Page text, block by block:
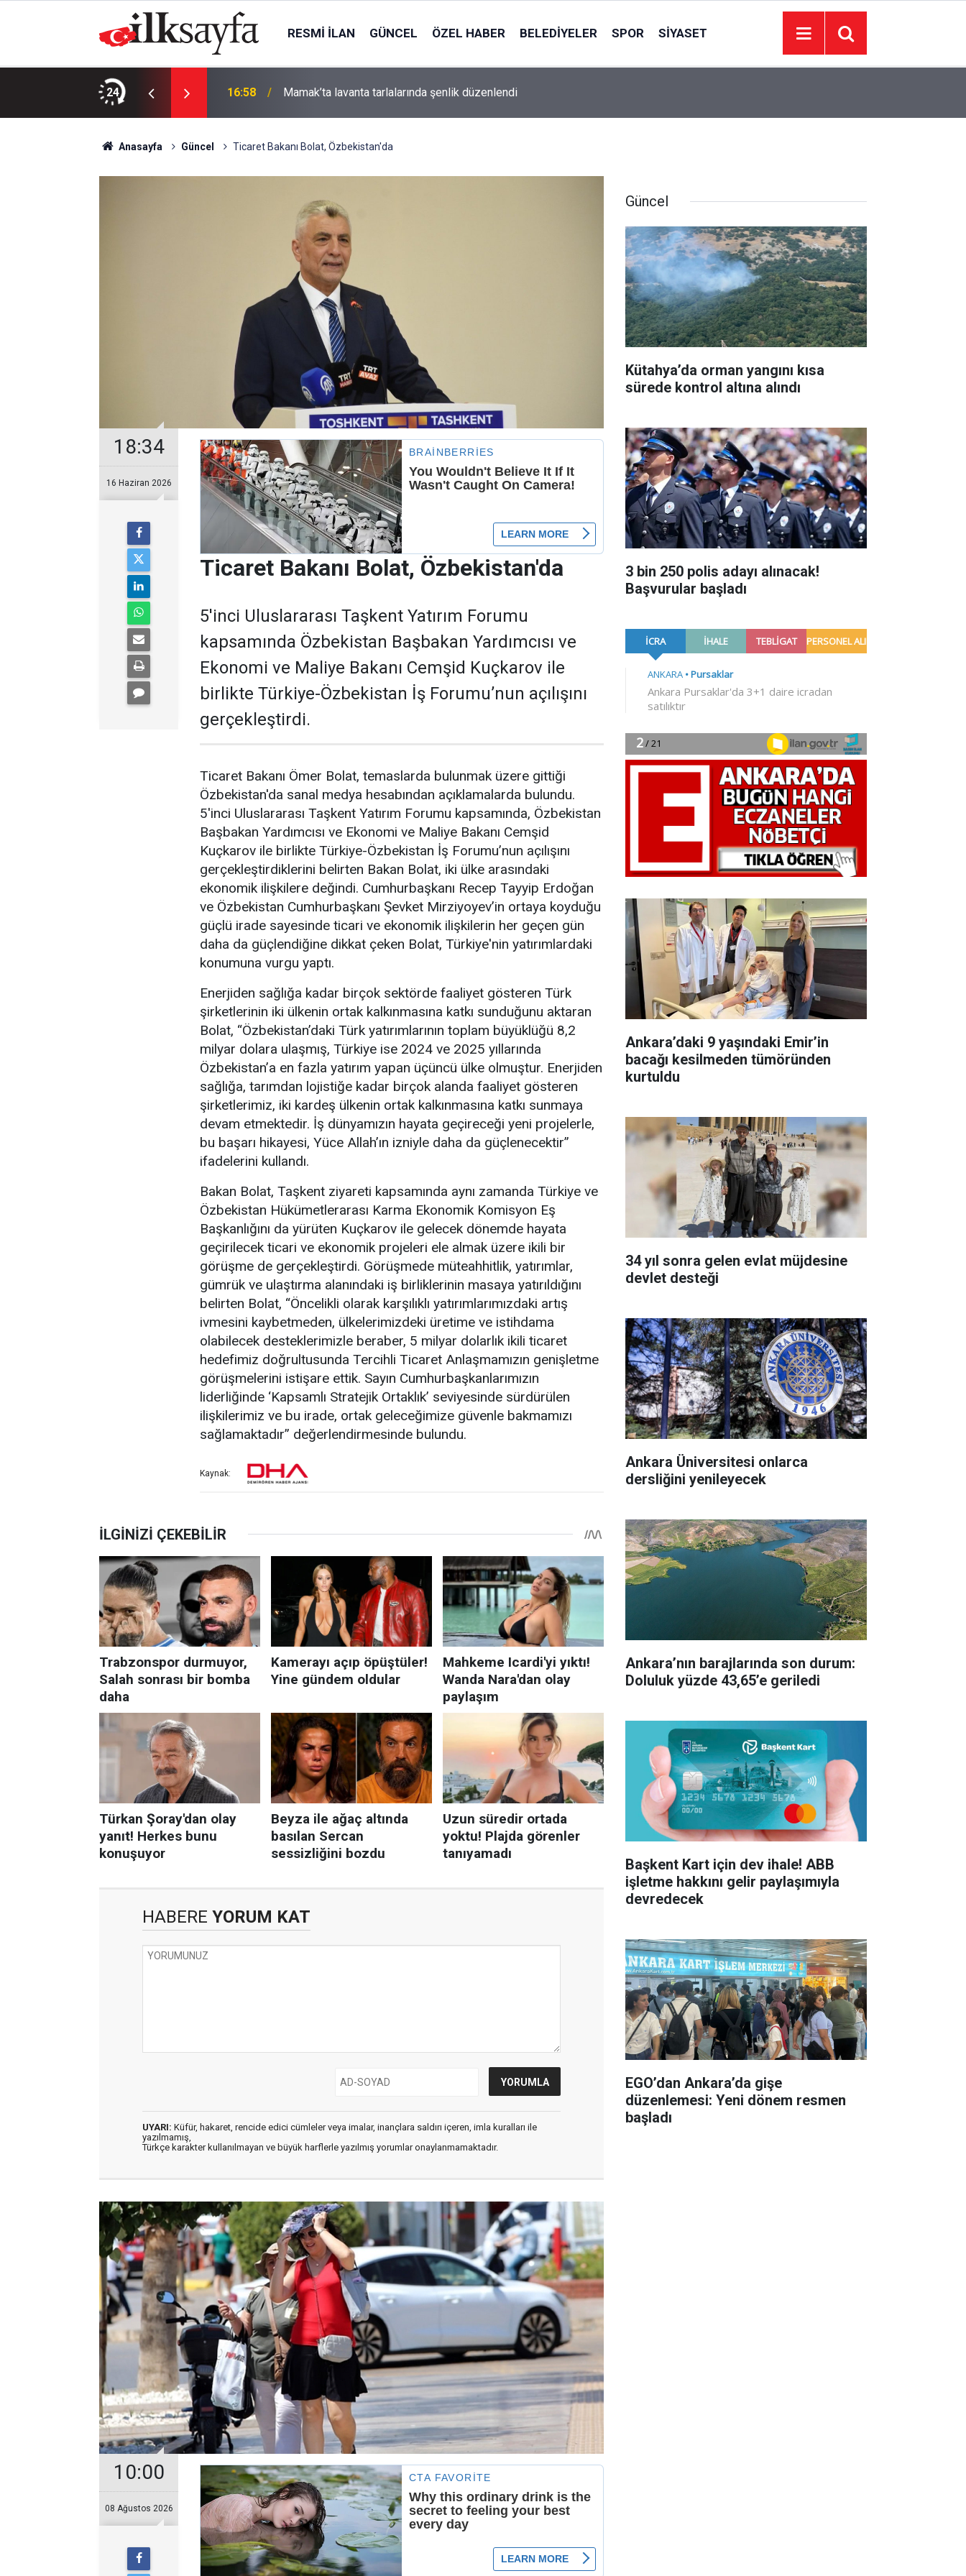
RESMI İLAN GÜNCEL ÖZEL HABER BELEDIYELER SPOR SIYASET
24 16:58 Mamak’ta lavanta tarlalarında şenlik düzenlendi
Anasayfa Güncel Ticaret Bakanı Bolat, Özbekistan'da
18:34
16 Haziran 2026
Ticaret Bakanı Bolat, Özbekistan'da
5'inci Uluslararası Taşkent Yatırım Forumu
kapsamında Özbekistan Başbakan Yardımcısı ve
Ekonomi ve Maliye Bakanı Cemşid Kuçkarov ile
birlikte Türkiye-Özbekistan İş Forumu’nun açılışını
gerçekleştirdi.
Ticaret Bakanı Ömer Bolat, temaslarda bulunmak üzere gittiği
Özbekistan'da sanal medya hesabından açıklamalarda bulundu.
5'inci Uluslararası Taşkent Yatırım Forumu kapsamında, Özbekistan
Başbakan Yardımcısı ve Ekonomi ve Maliye Bakanı Cemşid
Kuçkarov ile birlikte Türkiye-Özbekistan İş Forumu’nun açılışını
gerçekleştirdiklerini belirten Bakan Bolat, iki ülke arasındaki
ekonomik ilişkilere değindi. Cumhurbaşkanı Recep Tayyip Erdoğan
ve Özbekistan Cumhurbaşkanı Şevket Mirziyoyev’in ortaya koyduğu
güçlü irade sayesinde ticari ve ekonomik ilişkilerin her geçen gün
daha da güçlendiğine dikkat çeken Bolat, Türkiye'nin yatırımlardaki
konumuna vurgu yaptı.
Enerjiden sağlığa kadar birçok sektörde faaliyet gösteren Türk
şirketlerinin iki ülkenin ortak kalkınmasına katkı sunduğunu aktaran
Bolat, “Özbekistan’daki Türk yatırımlarının toplam büyüklüğü 8,2
milyar dolara ulaşmış, Türkiye ise 2024 ve 2025 yıllarında
Özbekistan’a en fazla yatırım yapan üçüncü ülke olmuştur. Enerjiden
sağlığa, tarımdan lojistiğe kadar birçok alanda faaliyet gösteren
şirketlerimiz, iki kardeş ülkenin ortak kalkınmasına katkı sunmaya
devam etmektedir. İş dünyamızın hayata geçireceği yeni projelerle,
bu başarı hikayesi, Yüce Allah’ın izniyle daha da güçlenecektir”
ifadelerini kullandı.
Bakan Bolat, Taşkent ziyareti kapsamında aynı zamanda Türkiye ve
Özbekistan Hükümetlerarası Karma Ekonomik Komisyon Eş
Başkanlığını da yürüten Kuçkarov ile gelecek dönemde hayata
geçirilecek ticari ve ekonomik projeleri ele almak üzere ikili bir
görüşme de gerçekleştirdi. Görüşmede müteahhitlik, yatırımlar,
gümrük ve ulaştırma alanındaki iş birliklerinin masaya yatırıldığını
belirten Bolat, “Öncelikli olarak karşılıklı yatırımlarımızdaki artış
ivmesini kaybetmeden, ülkelerimizdeki üretime ve istihdama
olabilecek desteklerimizle beraber, 5 milyar dolarlık ikili ticaret
hedefimiz doğrultusunda Tercihli Ticaret Anlaşmamızın genişletme
görüşmelerini istişare ettik. Sayın Cumhurbaşkanlarımızın
liderliğinde ‘Kapsamlı Stratejik Ortaklık’ seviyesinde sürdürülen
ilişkilerimiz ve bu irade, ortak geleceğimize güvenle bakmamızı
sağlamaktadır” değerlendirmesinde bulundu.
Kaynak:
HABERE YORUM KAT
UYARI: Küfür, hakaret, rencide edici cümleler veya imalar, inançlara saldırı içeren, imla kuralları ile
yazılmamış,
Türkçe karakter kullanılmayan ve büyük harflerle yazılmış yorumlar onaylanmamaktadır.
10:00
08 Ağustos 2026
Güncel
Kütahya’da orman yangını kısa
sürede kontrol altına alındı
3 bin 250 polis adayı alınacak!
Başvurular başladı
Ankara’daki 9 yaşındaki Emir’in
bacağı kesilmeden tümöründen
kurtuldu
34 yıl sonra gelen evlat müjdesine
devlet desteği
Ankara Üniversitesi onlarca
dersliğini yenileyecek
Ankara’nın barajlarında son durum:
Doluluk yüzde 43,65’e geriledi
Başkent Kart için dev ihale! ABB
işletme hakkını gelir paylaşımıyla
devredecek
EGO’dan Ankara’da gişe
düzenlemesi: Yeni dönem resmen
başladı